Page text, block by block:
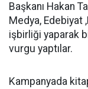
Başkanı Hakan
Medya, Edebiyat
işbirliği yaparak
vurgu yaptılar.
Kampanyada